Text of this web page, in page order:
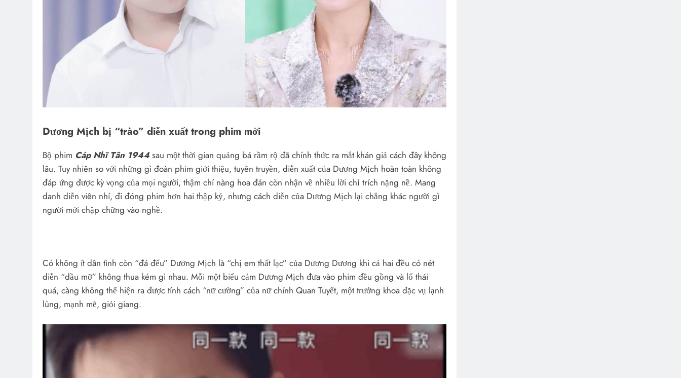
Dương Mịch bị “trào” diễn xuất trong phim mới
Bộ phim Cáp Nhĩ Tân 1944sau một thời gian quảng bá rầm rộ đã chính thức ra mắt khán giả cách đây không
lâu. Tuy nhiên so với những gì đoàn phim giới thiệu, tuyên truyền, diễn xuất của Dương Mịch hoàn toàn không
đáp ứng được kỳ vọng của mọi người, thậm chí nàng hoa đán còn nhận về nhiều lời chỉ trích nặng nề. Mang
danh diễn viên nhí, đi đóng phim hơn hai thập kỷ, nhưng cách diễn của Dương Mịch lại chẳng khác người gì
người mới chập chững vào nghề.
Có không ít dân tình còn “đá đểu” Dương Mịch là “chị em thất lạc” của Dương Dương khi cả hai đều có nét
diễn “dầu mỡ” không thua kém gì nhau. Mỗi một biểu cảm Dương Mịch đưa vào phim đều gồng và lố thái
quá, càng không thể hiện ra được tính cách “nữ cường” của nữ chính Quan Tuyết, một trưởng khoa đặc vụ lạnh
lùng, mạnh mẽ, giỏi giang.